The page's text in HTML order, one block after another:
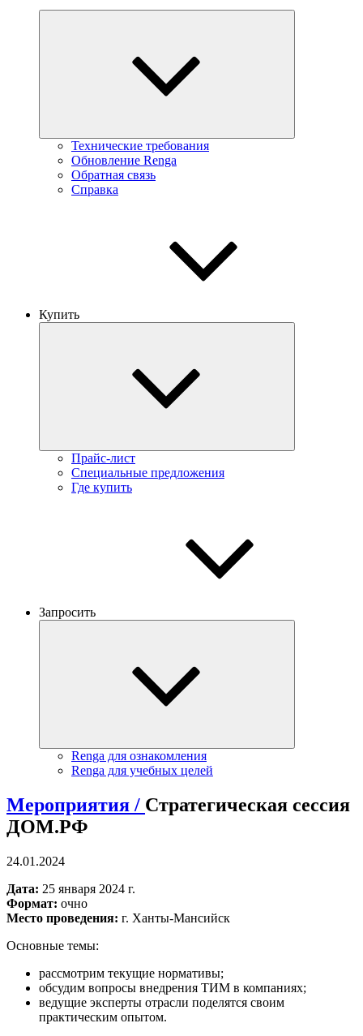
Технические требования
Обновление Renga
Обратная связь
Справка
Купить
Прайс-лист
Специальные предложения
Где купить
Запросить
Renga для ознакомления
Renga для учебных целей
Мероприятия / Стратегическая сессия
ДОМ.РФ
24.01.2024
Дата: 25 января 2024 г.
Формат: очно
Место проведения: г. Ханты-Мансийск
Основные темы:
рассмотрим текущие нормативы;
обсудим вопросы внедрения ТИМ в компаниях;
ведущие эксперты отрасли поделятся своим
практическим опытом.